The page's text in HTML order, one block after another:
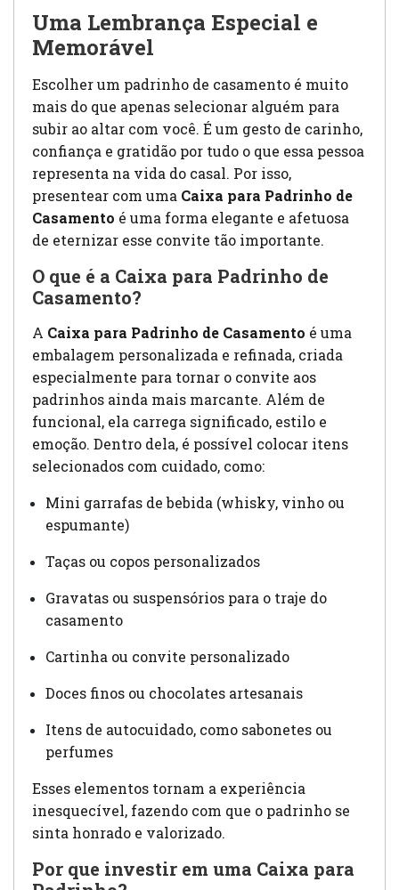
Uma Lembrança Especial e
Memorável
Escolher um padrinho de casamento é muito
mais do que apenas selecionar alguém para
subir ao altar com você. É um gesto de carinho,
confiança e gratidão por tudo o que essa pessoa
representa na vida do casal. Por isso,
presentear com uma Caixa para Padrinho de
Casamento é uma forma elegante e afetuosa
de eternizar esse convite tão importante.
O que é a Caixa para Padrinho de
Casamento?
A Caixa para Padrinho de Casamento é uma
embalagem personalizada e refinada, criada
especialmente para tornar o convite aos
padrinhos ainda mais marcante. Além de
funcional, ela carrega significado, estilo e
emoção. Dentro dela, é possível colocar itens
selecionados com cuidado, como:
Mini garrafas de bebida (whisky, vinho ou
espumante)
Taças ou copos personalizados
Gravatas ou suspensórios para o traje do
casamento
Cartinha ou convite personalizado
Doces finos ou chocolates artesanais
Itens de autocuidado, como sabonetes ou
perfumes
Esses elementos tornam a experiência
inesquecível, fazendo com que o padrinho se
sinta honrado e valorizado.
Por que investir em uma Caixa para